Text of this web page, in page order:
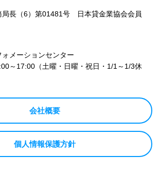
局長（6）第01481号 日本貸金業協会会員
メーションセンター
～17:00（土曜・日曜・祝日・1/1～1/3休
会社概要
個人情報保護方針